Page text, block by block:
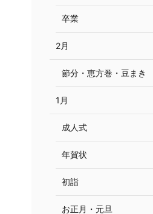
卒業
2月
節分・恵方巻・豆まき
1月
成人式
年賀状
初詣
お正月・元旦